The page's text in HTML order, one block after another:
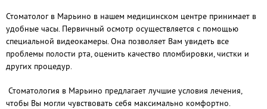
Стоматолог в Марьино в нашем медицинском центре принимает в
удобные часы. Первичный осмотр осуществляется с помощью
специальной видеокамеры. Она позволяет Вам увидеть все
проблемы полости рта, оценить качество пломбировки, чистки и
других процедур.
Стоматология в Марьино предлагает лучшие условия лечения,
чтобы Вы могли чувствовать себя максимально комфортно.